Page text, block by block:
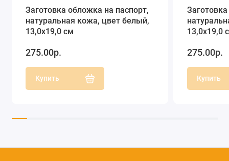
Заготовка обложка на паспорт,
натуральная кожа, цвет белый,
13,0х19,0 см
275.00р.
Купить
13,0х19,0
275.00р.
Купить